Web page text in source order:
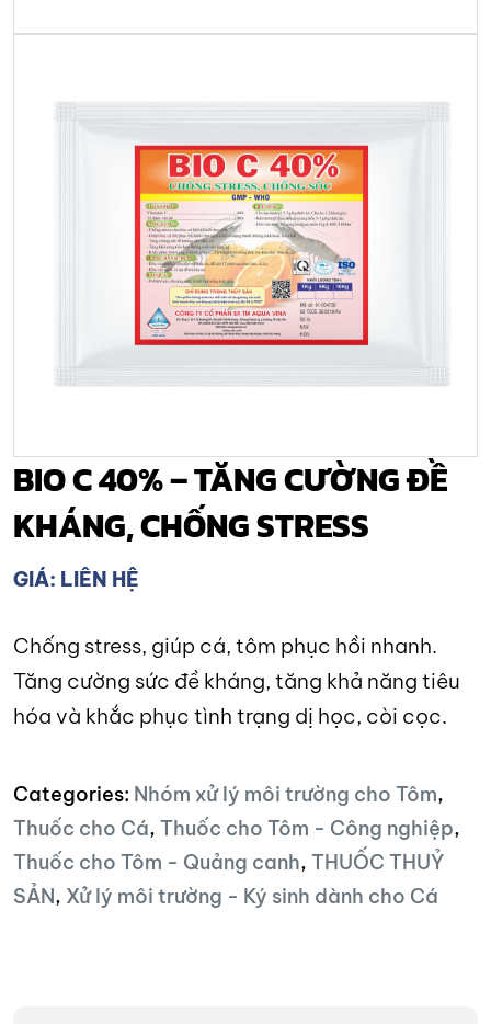
BIO C 40% – TĂNG CƯỜNG ĐỀ
KHÁNG, CHỐNG STRESS
GIÁ: LIÊN HỆ
Chống stress, giúp cá, tôm phục hồi nhanh.
Tăng cường sức đề kháng, tăng khả năng tiêu
hóa và khắc phục tình trạng dị học, còi cọc.
Categories: Nhóm xử lý môi trường cho Tôm,
Thuốc cho Cá, Thuốc cho Tôm - Công nghiệp,
Thuốc cho Tôm - Quảng canh, THUỐC THUỶ
SẢN, Xử lý môi trường - Ký sinh dành cho Cá